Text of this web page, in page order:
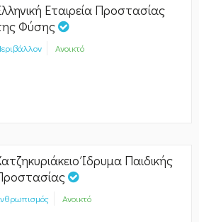
Εταιρεία Προστασίας
Φύσης
Ανοικτό
Ίδρυμα Παιδικής
Ανοικτό